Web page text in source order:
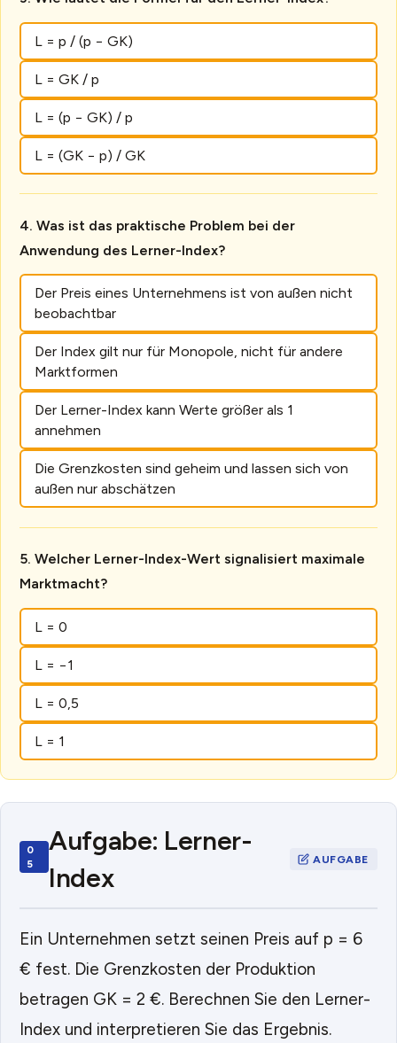
L = p / (p − GK)
L = GK / p
L = (p − GK) / p
L = (GK − p) / GK
Was ist das praktische Problem bei der
Anwendung des Lerner-Index?
Der Preis eines Unternehmens ist von außen nicht
beobachtbar
Der Index gilt nur für Monopole, nicht für andere
Marktformen
Der Lerner-Index kann Werte größer als 1
annehmen
Die Grenzkosten sind geheim und lassen sich von
außen nur abschätzen
Welcher Lerner-Index-Wert signalisiert maximale
Marktmacht?
L = 0
L = −1
L = 0,5
L = 1
Aufgabe: Lerner-
Index
Ein Unternehmen setzt seinen Preis auf p = 6
€ fest. Die Grenzkosten der Produktion
betragen GK = 2 €. Berechnen Sie den Lerner-
Index und interpretieren Sie das Ergebnis.